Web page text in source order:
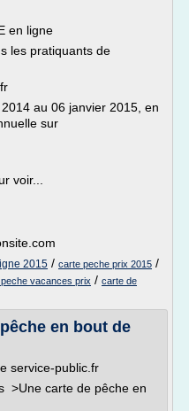
en ligne
les pratiquants de
au 06 janvier 2015, en
sur
voir...
2015 / carte peche prix 2015 /
vacances prix / carte de
en bout de
service-public.fr
>Une carte de pêche en